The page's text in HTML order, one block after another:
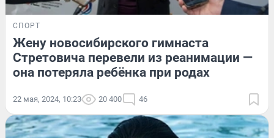
СПОРТ
Жену новосибирского гимнаста
Стретовича перевели из реанимации —
она потеряла ребёнка при родах
22 мая, 2024, 10:23 20 400 46